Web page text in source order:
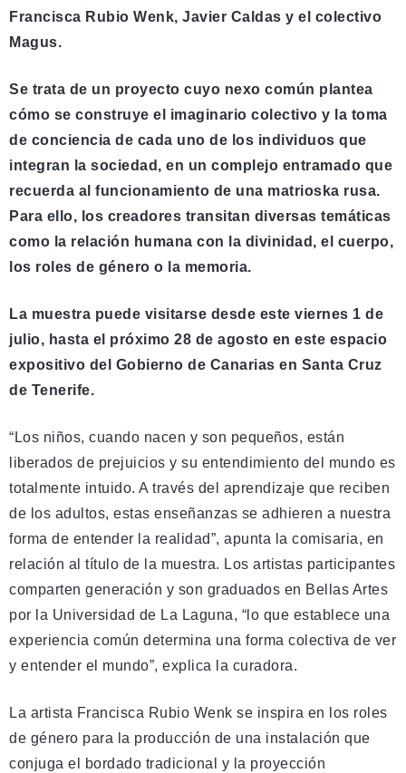
Francisca Rubio Wenk, Javier Caldas y el colectivo
Magus.
Se trata de un proyecto cuyo nexo común plantea
cómo se construye el imaginario colectivo y la toma
de conciencia de cada uno de los individuos que
integran la sociedad, en un complejo entramado que
recuerda al funcionamiento de una matrioska rusa.
Para ello, los creadores transitan diversas temáticas
como la relación humana con la divinidad, el cuerpo,
los roles de género o la memoria.
La muestra puede visitarse desde este viernes 1 de
julio, hasta el próximo 28 de agosto en este espacio
expositivo del Gobierno de Canarias en Santa Cruz
de Tenerife.
“Los niños, cuando nacen y son pequeños, están
liberados de prejuicios y su entendimiento del mundo es
totalmente intuido. A través del aprendizaje que reciben
de los adultos, estas enseñanzas se adhieren a nuestra
forma de entender la realidad”, apunta la comisaria, en
relación al título de la muestra. Los artistas participantes
comparten generación y son graduados en Bellas Artes
por la Universidad de La Laguna, “lo que establece una
experiencia común determina una forma colectiva de ver
y entender el mundo”, explica la curadora.
La artista Francisca Rubio Wenk se inspira en los roles
de género para la producción de una instalación que
conjuga el bordado tradicional y la proyección